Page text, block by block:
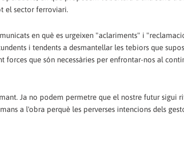
el sector ferroviari.
en què es urgeixen "aclariments" i
i tendents a desmantellar les tebiors que
forces que són necessàries per enfrontar-nos al
Ja no podem permetre que el nostre futur sigui
a l'obra perquè les perverses intencions dels